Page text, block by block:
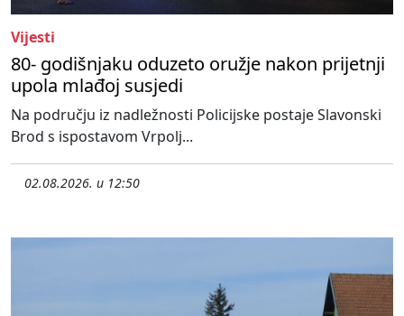
Vijesti
80- godišnjaku oduzeto oružje nakon prijetnji
upola mlađoj susjedi
Na području iz nadležnosti Policijske postaje Slavonski
Brod s ispostavom Vrpolj...
02.08.2026. u 12:50